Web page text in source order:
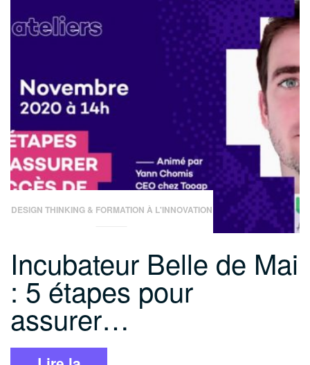
le
handicap »
DESIGN THINKING & FORMATION À L'INNOVATION
Incubateur Belle de Mai
: 5 étapes pour
assurer…